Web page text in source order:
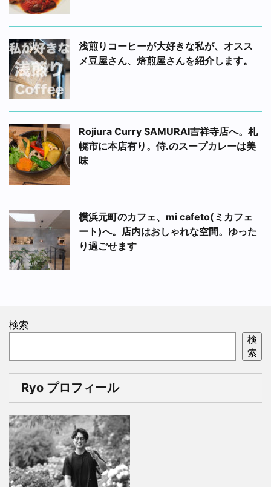
浅煎りコーヒーが大好きな私が、オスス
メ豆屋さん、焙煎屋さんを紹介します。
Rojiura Curry SAMURAI吉祥寺店へ。札
幌市に本店有り。侍.のスープカレーは美
味
横浜元町のカフェ、mi cafeto(ミカフェ
ート)へ。店内はおしゃれな空間。ゆった
り過ごせます
検索
検
索
Ryo プロフィール